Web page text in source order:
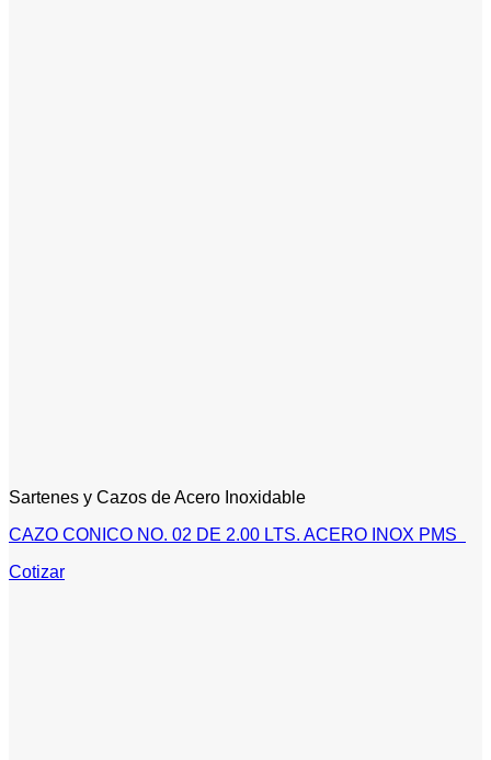
Sartenes y Cazos de Acero Inoxidable
CAZO CONICO NO. 02 DE 2.00 LTS. ACERO INOX PMS
Cotizar